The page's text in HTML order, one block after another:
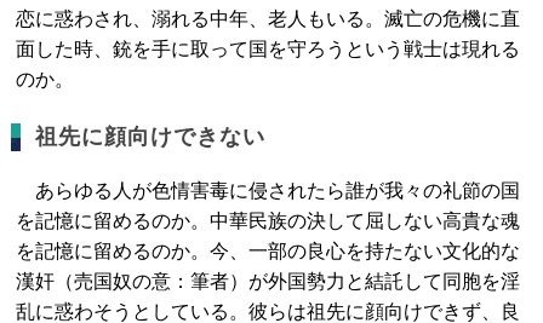
恋に惑わされ、溺れる中年、老人もいる。滅亡の危機に直
面した時、銃を手に取って国を守ろうという戦士は現れる
のか。
祖先に顔向けできない
あらゆる人が色情害毒に侵されたら誰が我々の礼節の国
を記憶に留めるのか。中華民族の決して屈しない高貴な魂
を記憶に留めるのか。今、一部の良心を持たない文化的な
漢奸（売国奴の意：筆者）が外国勢力と結託して同胞を淫
乱に惑わそうとしている。彼らは祖先に顔向けできず、良